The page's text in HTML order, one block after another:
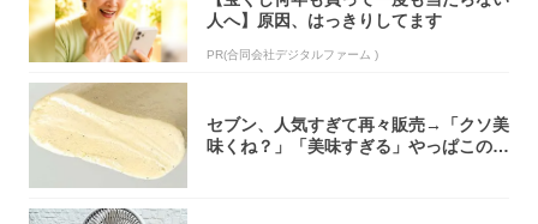
人へ】原因、はっきりしてます
PR(合同会社デジタルファーム )
セブン、人気すぎて再々販売→「クソ美
味くね？」「美味すぎる」やっぱこのク